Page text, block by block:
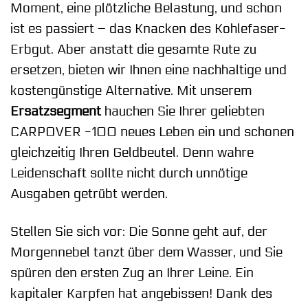
Moment, eine plötzliche Belastung, und schon
ist es passiert – das Knacken des Kohlefaser-
Erbgut. Aber anstatt die gesamte Rute zu
ersetzen, bieten wir Ihnen eine nachhaltige und
kostengünstige Alternative. Mit unserem
Ersatzsegmenthauchen Sie Ihrer geliebten
CARPOVER -100 neues Leben ein und schonen
gleichzeitig Ihren Geldbeutel. Denn wahre
Leidenschaft sollte nicht durch unnötige
Ausgaben getrübt werden.
Stellen Sie sich vor: Die Sonne geht auf, der
Morgennebel tanzt über dem Wasser, und Sie
spüren den ersten Zug an Ihrer Leine. Ein
kapitaler Karpfen hat angebissen! Dank des